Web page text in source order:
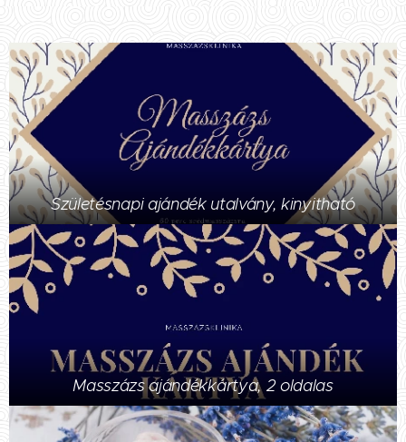
Születésnapi ajándék utalvány, kinyitható
Masszázs ajándékkártya, 2 oldalas